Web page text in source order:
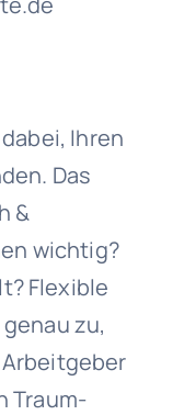
Ihren
Das
&
wichtig?
Flexible
zu,
Traum-